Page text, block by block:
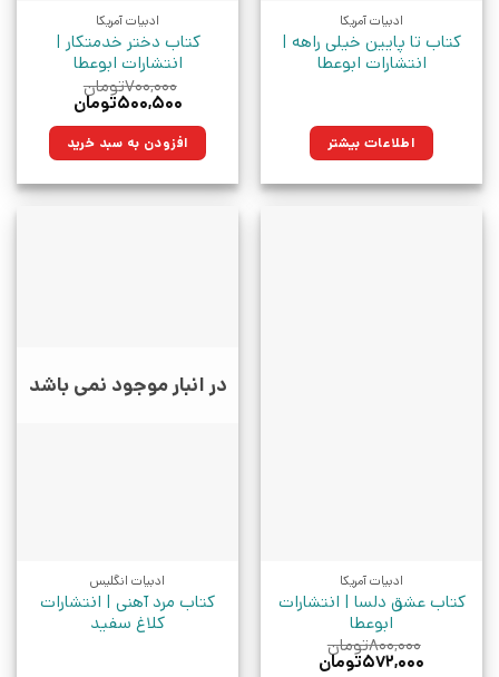
ادبیات آمریکا
کتاب تا پایین خیلی راهه |
انتشارات ابوعطا
اطلاعات بیشتر
ادبیات آمریکا
کتاب دختر خدمتکار |
انتشارات ابوعطا
۷۰۰,۰۰۰تومان
قیمت
۷۰۰,۰۰۰تومان
بود.
۵۰۰,۵۰۰تومان
۵۰۰,۵۰۰تومان.افزودن به سبد خرید
ادبیات آمریکا
کتاب عشق دلسا | انتشارات
ابوعطا
۸۰۰,۰۰۰تومان
قیمت
۵۷۲,۰۰۰تومان
در انبار موجود نمی باشد
ادبیات انگلیس
کتاب مرد آهنی | انتشارات
کلاغ سفید